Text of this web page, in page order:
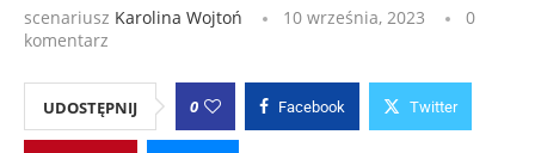
scenariusz Karolina Wojtoń 10 września, 2023
0
komentarz
UDOSTĘPNIJ 0 Facebook Twitter